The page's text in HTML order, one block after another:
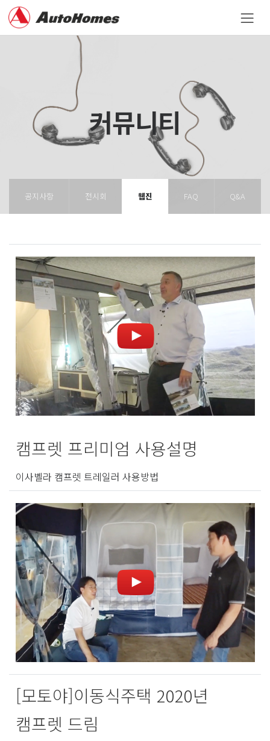
커뮤니티
공지사항 전시회 웹진 FAQ Q&A
캠프렛 프리미엄 사용설명
이사벨라 캠프렛 트레일러 사용방법
[모토야]이동식주택 2020년
캠프렛 드림